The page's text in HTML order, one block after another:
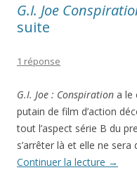
G.I. Joe
suite
1 réponse
G.I. Joe : Conspiration a le
putain de film d’action
tout l’aspect série B du
s’arrêter là et elle ne sera
Continuer la lecture →